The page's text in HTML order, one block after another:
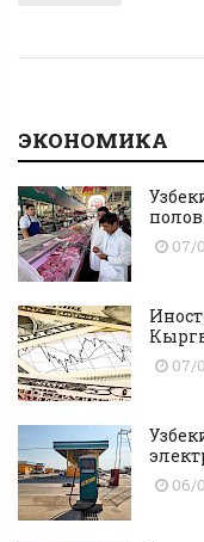
ЭКОНОМИКА
07/
07/
06/